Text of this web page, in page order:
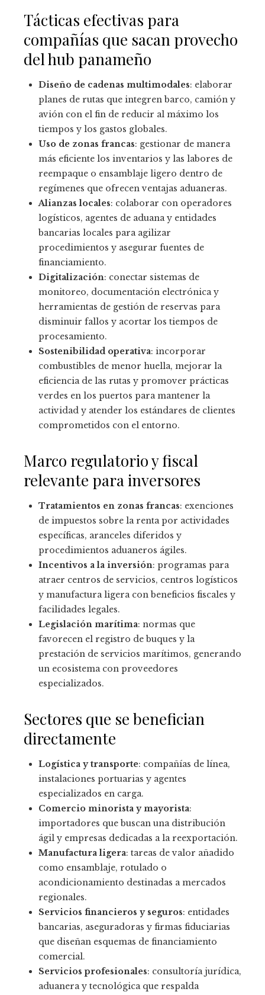
Tácticas efectivas para
compañías que sacan provecho
del hub panameño
Diseño de cadenas multimodales: elaborar
planes de rutas que integren barco, camión y
avión con el fin de reducir al máximo los
tiempos y los gastos globales.
Uso de zonas francas: gestionar de manera
más eficiente los inventarios y las labores de
reempaque o ensamblaje ligero dentro de
regímenes que ofrecen ventajas aduaneras.
Alianzas locales: colaborar con operadores
logísticos, agentes de aduana y entidades
bancarias locales para agilizar
procedimientos y asegurar fuentes de
financiamiento.
Digitalización: conectar sistemas de
monitoreo, documentación electrónica y
herramientas de gestión de reservas para
disminuir fallos y acortar los tiempos de
procesamiento.
Sostenibilidad operativa: incorporar
combustibles de menor huella, mejorar la
eficiencia de las rutas y promover prácticas
verdes en los puertos para mantener la
actividad y atender los estándares de clientes
comprometidos con el entorno.
Marco regulatorio y fiscal
relevante para inversores
Tratamientos en zonas francas: exenciones
de impuestos sobre la renta por actividades
específicas, aranceles diferidos y
procedimientos aduaneros ágiles.
Incentivos a la inversión: programas para
atraer centros de servicios, centros logísticos
y manufactura ligera con beneficios fiscales y
facilidades legales.
Legislación marítima: normas que
favorecen el registro de buques y la
prestación de servicios marítimos, generando
un ecosistema con proveedores
especializados.
Sectores que se benefician
directamente
Logística y transporte: compañías de línea,
instalaciones portuarias y agentes
especializados en carga.
Comercio minorista y mayorista:
importadores que buscan una distribución
ágil y empresas dedicadas a la reexportación.
Manufactura ligera: tareas de valor añadido
como ensamblaje, rotulado o
acondicionamiento destinadas a mercados
regionales.
Servicios financieros y seguros: entidades
bancarias, aseguradoras y firmas fiduciarias
que diseñan esquemas de financiamiento
comercial.
Servicios profesionales: consultoría jurídica,
aduanera y tecnológica que respalda